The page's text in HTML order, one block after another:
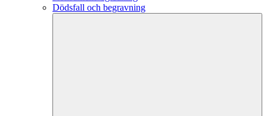
Dödsfall och begravning